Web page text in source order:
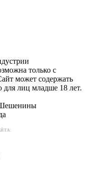
только с
может содержать
лиц младше 18 лет.